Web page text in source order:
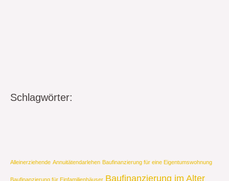
Schlagwörter:
Alleinerziehende Annuitätendarlehen Baufinanzierung für eine Eigentumswohnung
Baufinanzierung für Einfamilienhäuser Baufinanzierung im Alter